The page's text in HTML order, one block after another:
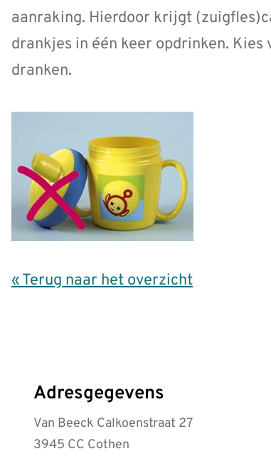
aanraking. Hierdoor krijgt
drankjes in één keer opdrinken.
dranken.
« Terug naar het overzicht
Adresgegevens
Van Beeck Calkoenstraat 27
3945 CC Cothen